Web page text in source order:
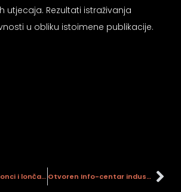
utjecaja. Rezultati istraživanja
u obliku istoimene publikacije.
“Ceste i rijeke, lonci i lončari u Panoniji: interakcija, analogije i različitosti” Otvoren Info-centar industrijske baštine – Holandska kuća